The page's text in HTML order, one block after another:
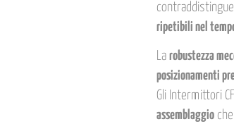
ripetibili nel
La robustezza
posizionamenti
Gli Intermittori
assemblaggio